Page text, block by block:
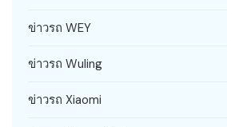
ข่าวรถ WEY
ข่าวรถ Wuling
ข่าวรถ Xiaomi